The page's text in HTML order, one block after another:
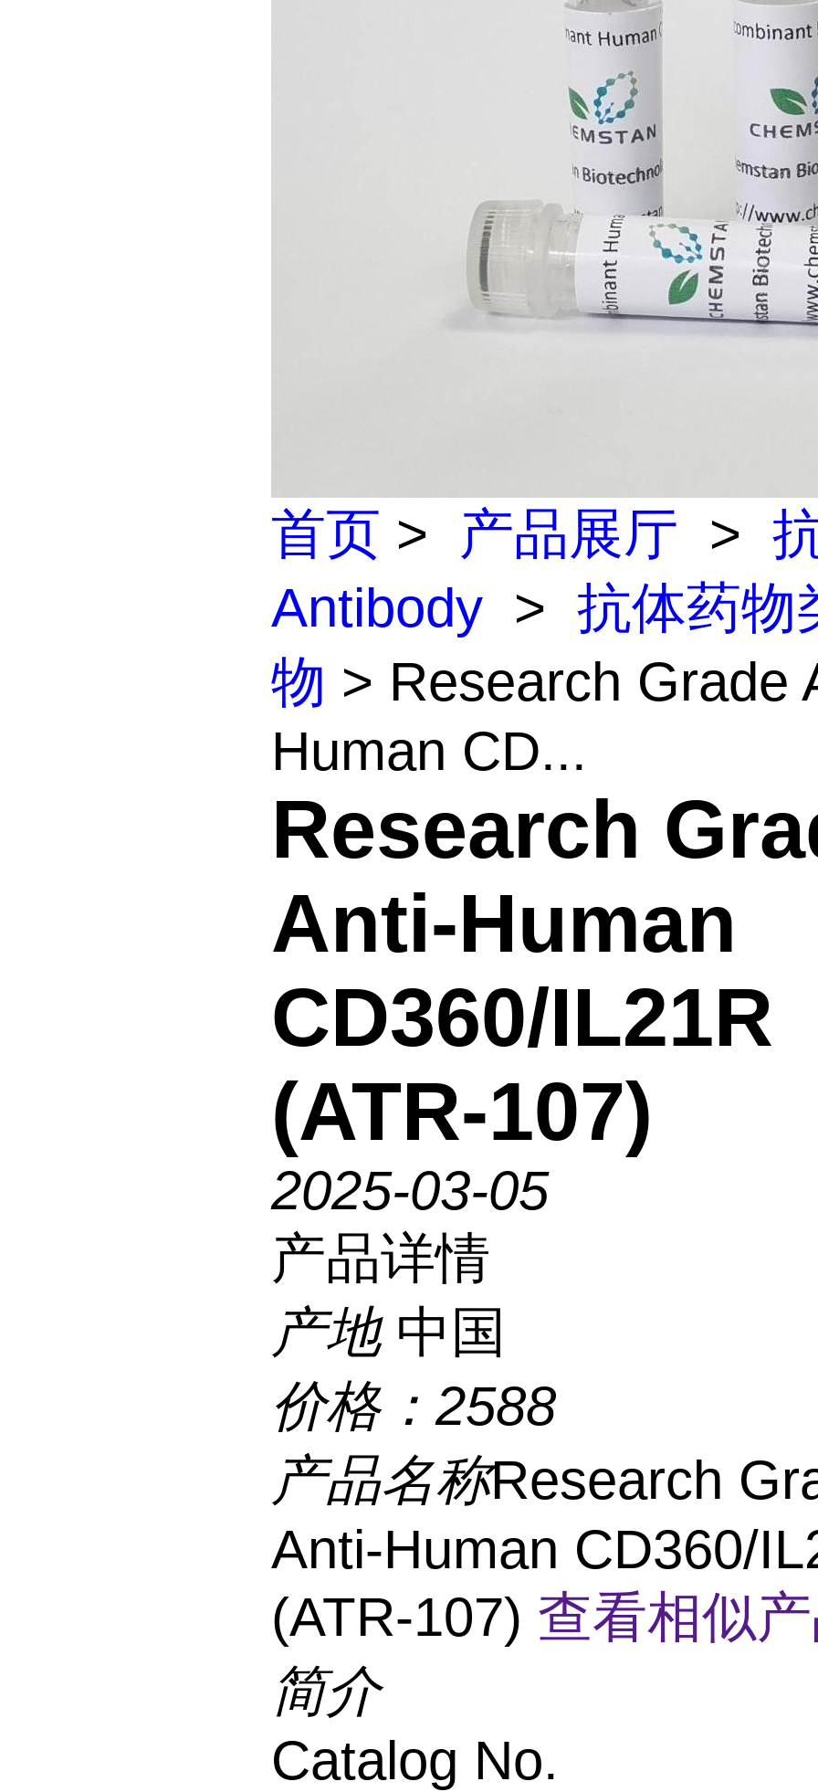
首页 > 产品展厅 >
Antibody > 抗体药物
物 > Research Grade
Human CD...
Research
Anti-Human
CD360/IL21R
(ATR-107)
2025-03-05
产品详情
产地 中国
价格： 2588
产品名称Research
Anti-Human CD360/
(ATR-107) 查看相似
简介
Catalog No.